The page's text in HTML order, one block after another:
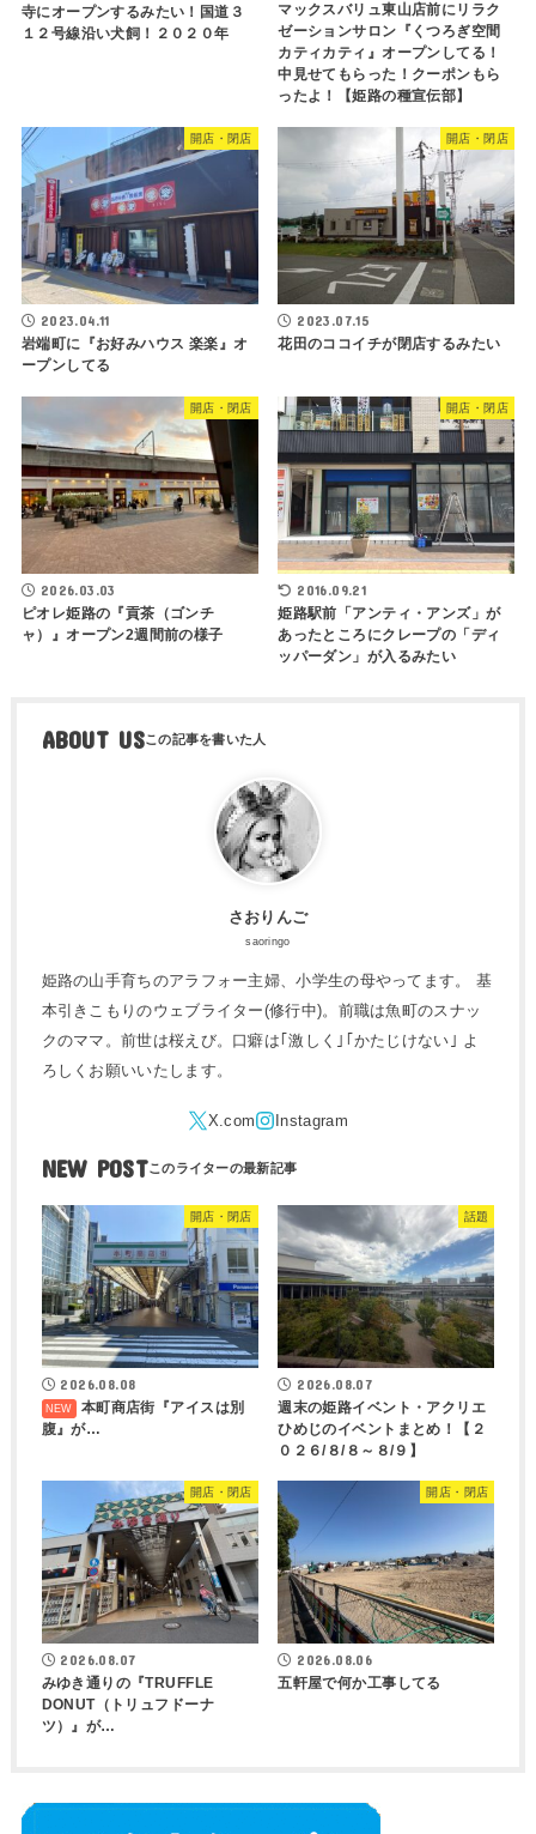
寺にオープンするみたい！国道３
１２号線沿い犬飼！２０２０年
マックスバリュ東山店前にリラク
ゼーションサロン『くつろぎ空間
カティカティ』オープンしてる！
中見せてもらった！クーポンもら
ったよ！【姫路の種宣伝部】
開店・閉店
2023.04.11
岩端町に『お好みハウス 楽楽』オ
ープンしてる
開店・閉店
2023.07.15
花田のココイチが閉店するみたい
開店・閉店
2026.03.03
ピオレ姫路の『貢茶（ゴンチ
ャ）』オープン2週間前の様子
開店・閉店
2016.09.21
姫路駅前「アンティ・アンズ」が
あったところにクレープの「ディ
ッパーダン」が入るみたい
ABOUT US
さおりんご
saoringo
姫路の山手育ちのアラフォー主婦、小学生の母やってます。 基
本引きこもりのウェブライター(修行中)。前職は魚町のスナッ
クのママ。前世は桜えび。口癖は｢激しく｣｢かたじけない｣ よ
ろしくお願いいたします。
NEW POST
開店・閉店
2026.08.08
本町商店街『アイスは別
腹』が…
話題
2026.08.07
週末の姫路イベント・アクリエ
ひめじのイベントまとめ！【２
０２６/８/８～８/９】
開店・閉店
2026.08.07
みゆき通りの『TRUFFLE
DONUT（トリュフドーナ
ツ）』が…
開店・閉店
2026.08.06
五軒屋で何か工事してる